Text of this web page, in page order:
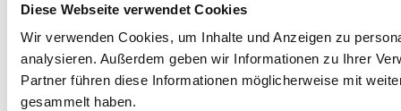
Diese Webseite verwendet Cookies
Wir verwenden Cookies, um Inhalte und Anzeigen zu
analysieren. Außerdem geben wir Informationen zu Ihrer
Partner führen diese Informationen möglicherweise mit
gesammelt haben.